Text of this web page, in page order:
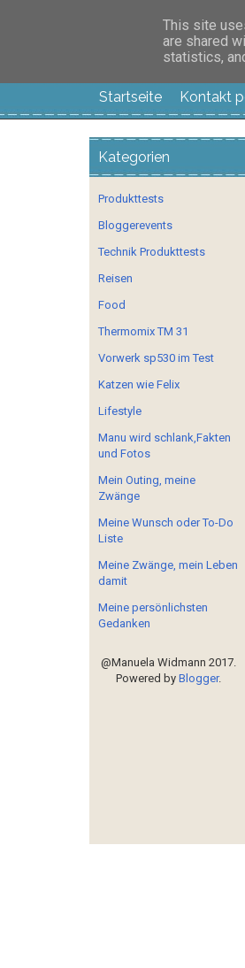
Manus
Startseite Kontakt
Kategorien
Produkttests
Bloggerevents
Technik Produkttests
Reisen
Food
Thermomix TM 31
Vorwerk sp530 im Test
Katzen wie Felix
Lifestyle
Manu wird schlank,Fakten
und Fotos
Mein Outing, meine
Zwänge
Meine Wunsch oder To-Do
Liste
Meine Zwänge, mein Leben
damit
Meine persönlichsten
Gedanken
@Manuela Widmann 2017.
Powered by Blogger.
This site
are shared
statistics,